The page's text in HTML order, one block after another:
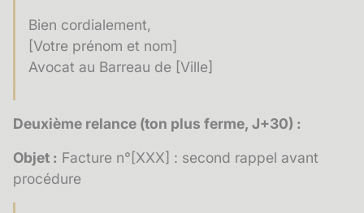
Bien cordialement,
[Votre prénom et nom]
Avocat au Barreau de [Ville]
Deuxième relance (ton plus ferme, J+30) :
Objet : Facture n°[XXX] : second rappel avant
procédure